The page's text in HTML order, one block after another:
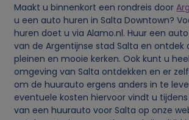
Maakt u binnenkort een rondreis door
u een auto huren in Salta Downtown?
huren doet u via Alamo.nl. Huur een
van de Argentijnse stad Salta en ontdek
pleinen en mooie kerken. Ook kunt u
omgeving van Salta ontdekken en er
om de huurauto ergens anders in te
eventuele kosten hiervoor vindt u
van een huurauto voor Salta op onze